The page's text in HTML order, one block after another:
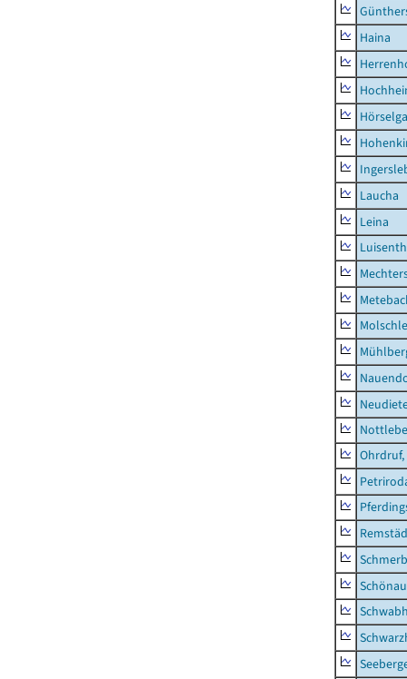
Haina
Laucha
Leina